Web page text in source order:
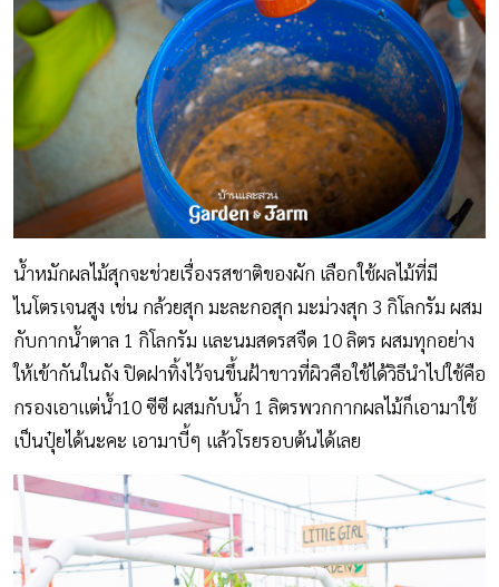
น้ำหมักผลไม้สุกจะช่วยเรื่องรสชาติของผัก เลือกใช้ผลไม้ที่มี
ไนโตรเจนสูง เช่น กล้วยสุก มะละกอสุก มะม่วงสุก 3 กิโลกรัม ผสม
กับกากน้ำตาล 1 กิโลกรัม และนมสดรสจืด 10 ลิตร ผสมทุกอย่าง
ให้เข้ากันในถัง ปิดฝาทิ้งไว้จนขึ้นฝ้าขาวที่ผิวคือใช้ได้วิธีนำไปใช้คือ
กรองเอาแต่น้ำ10 ซีซี ผสมกับน้ำ 1 ลิตรพวกกากผลไม้ก็เอามาใช้
เป็นปุ๋ยได้นะคะ เอามาบี้ๆ แล้วโรยรอบต้นได้เลย